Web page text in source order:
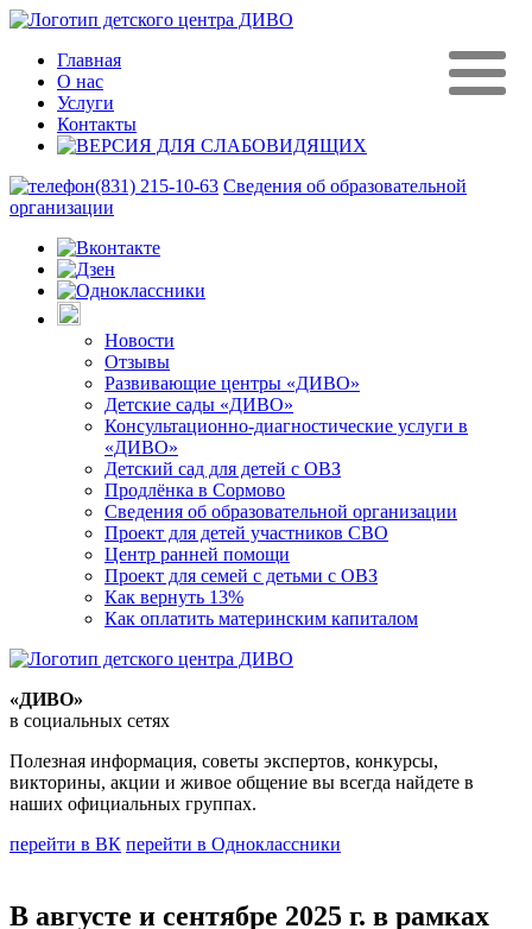
Главная
О нас
Услуги
Контакты
(831) 215-10-63 Сведения об образовательной
организации
Новости
Отзывы
Развивающие центры «ДИВО»
Детские сады «ДИВО»
Консультационно-диагностические услуги в
«ДИВО»
Детский сад для детей с ОВЗ
Продлёнка в Сормово
Сведения об образовательной организации
Проект для детей участников СВО
Центр ранней помощи
Проект для семей с детьми с ОВЗ
Как вернуть 13%
Как оплатить материнским капиталом
«ДИВО»
в социальных сетях
Полезная информация, советы экспертов, конкурсы,
викторины, акции и живое общение вы всегда найдете в
наших официальных группах.
перейти в ВК перейти в Одноклассники
В августе и сентябре 2025 г. в рамках